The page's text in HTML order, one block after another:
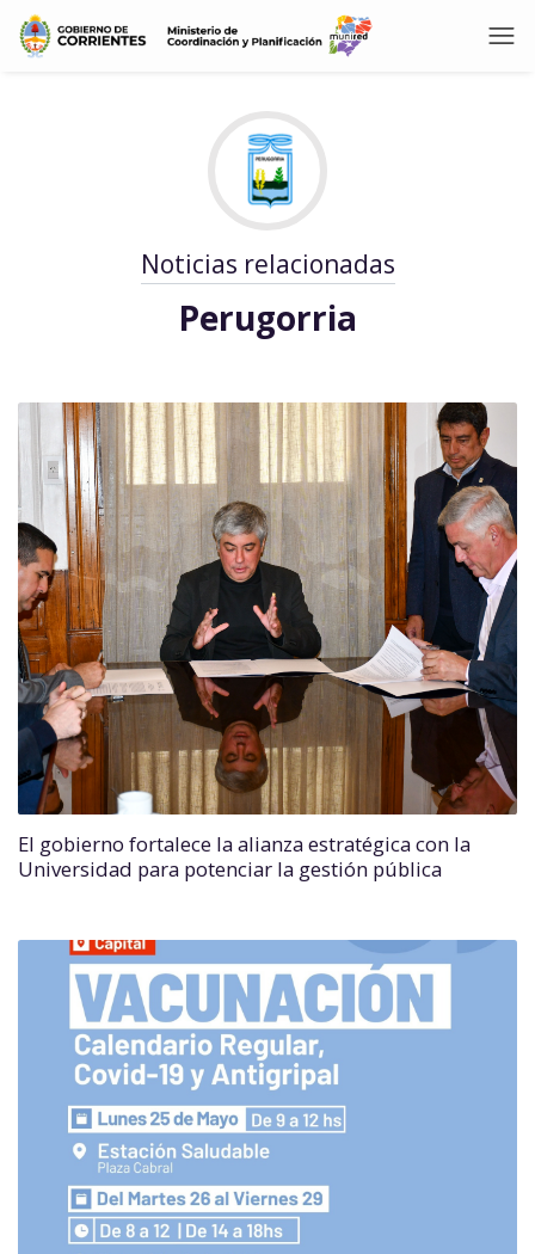
Noticias relacionadas
Perugorria
El gobierno fortalece la alianza estratégica con la
Universidad para potenciar la gestión pública